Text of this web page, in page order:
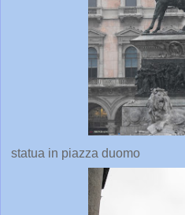
statua in piazza duomo